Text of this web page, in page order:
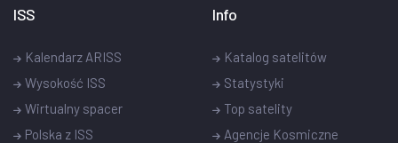
ISS
Kalendarz ARISS
Wysokość ISS
Wirtualny spacer
Polska z ISS
Info
Katalog satelitów
Statystyki
Top satelity
Agencje Kosmiczne